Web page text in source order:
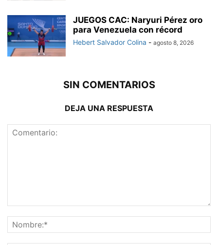
JUEGOS CAC: Naryuri Pérez oro
para Venezuela con récord
Hebert Salvador Colina - agosto 8, 2026
SIN COMENTARIOS
DEJA UNA RESPUESTA